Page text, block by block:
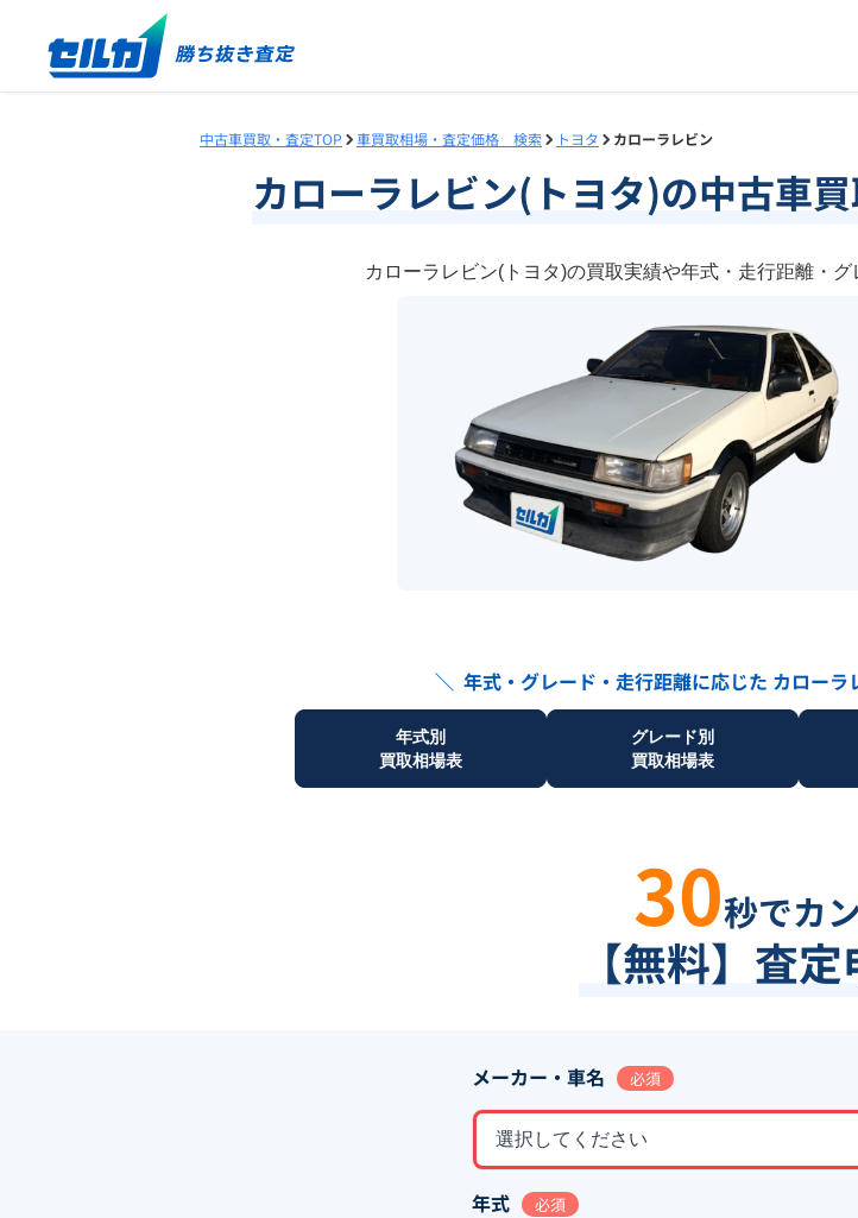
中古車買取・査定TOP 車買取相場・査定価格 検索 トヨタ カローラレビン
カローラレビン(トヨタ)の中古車
カローラレビン(トヨタ)の買取実績や年式・走行距離・
＼ 年式・グレード・走行距離に応じた カローラ
年式別
買取相場表
グレード別
買取相場表
30秒でカ
【無料】査
メーカー・車名 必須
選択してください
年式 必須